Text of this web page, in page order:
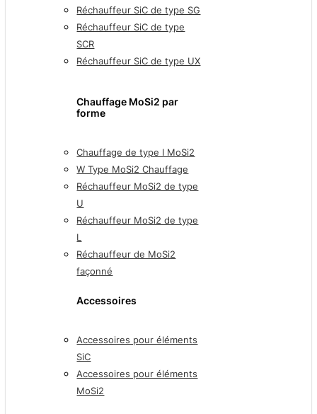
Réchauffeur SiC de type SG
Réchauffeur SiC de type
SCR
Réchauffeur SiC de type UX
Chauffage MoSi2 par
forme
Chauffage de type I MoSi2
W Type MoSi2 Chauffage
Réchauffeur MoSi2 de type
U
Réchauffeur MoSi2 de type
L
Réchauffeur de MoSi2
façonné
Accessoires
Accessoires pour éléments
SiC
Accessoires pour éléments
MoSi2